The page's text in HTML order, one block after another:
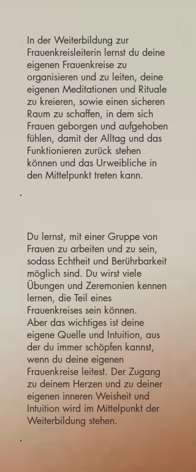
In der Weiterbildung zur
Frauenkreisleiterin lernst du deine
eigenen Frauenkreise zu
organisieren und zu leiten, deine
eigenen Meditationen und Rituale
zu kreieren, sowie einen sicheren
Raum zu schaffen, in dem sich
Frauen geborgen und aufgehoben
fühlen, damit der Alltag und das
Funktionieren zurück stehen
können und das Urweibliche in
den Mittelpunkt treten kann.
Du lernst, mit einer Gruppe von
Frauen zu arbeiten und zu sein,
sodass Echtheit und Berührbarkeit
möglich sind. Du wirst viele
Übungen und Zeremonien kennen
lernen, die Teil eines
Frauenkreises sein können.
Aber das wichtiges ist deine
eigene Quelle und Intuition, aus
der du immer schöpfen kannst,
wenn du deine eigenen
Frauenkreise leitest. Der Zugang
zu deinem Herzen und zu deiner
eigenen inneren Weisheit und
Intuition wird im Mittelpunkt der
Weiterbildung stehen.